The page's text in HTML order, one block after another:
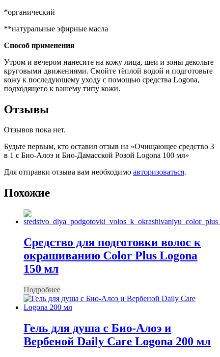
*органический
**натуральные эфирные масла
Способ применения
Утром и вечером нанесите на кожу лица, шеи и зоны декольте
круговыми движениями. Смойте тёплой водой и подготовьте
кожу к последующему уходу с помощью средства Logona,
подходящего к вашему типу кожи.
Отзывы
Отзывов пока нет.
Будьте первым, кто оставил отзыв на «Очищающее средство 3
в 1 с Био-Алоэ и Био-Дамасской Розой Logona 100 мл»
Для отправки отзыва вам необходимо авторизоваться.
Похожие
Средство для подготовки волос к
окрашиванию Color Plus Logona
150 мл
Подробнее
Гель для душа с Био-Алоэ и
Вербеной Daily Care Logona 200 мл